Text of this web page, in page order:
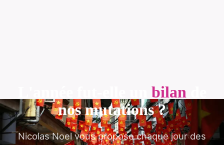
bilan
nos mutations ?
Nicolas Noel vous propose chaque jour des